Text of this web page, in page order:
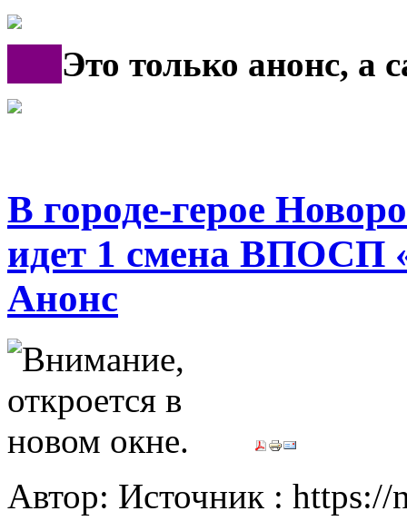
Это только анонс, а
В городе-герое
идет 1 смена ВПОСП
Анонс
Автор: Источник : https://